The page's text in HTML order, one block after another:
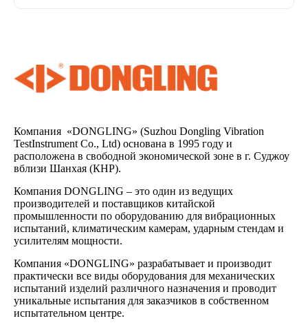
Компания «DONGLING» (Suzhou Dongling Vibration
TestInstrument Co., Ltd) основана в 1995 году и
расположена в свободной экономической зоне в г. Суджоу
вблизи Шанхая (КНР).
Компания DONGLING – это один из ведущих
производителей и поставщиков китайской
промышленности по оборудованию для вибрационных
испытаний, климатическим камерам, ударным стендам и
усилителям мощности.
Компания «DONGLING» разрабатывает и производит
практически все виды оборудования для механических
испытаний изделий различного назначения и проводит
уникальные испытания для заказчиков в собственном
испытательном центре.